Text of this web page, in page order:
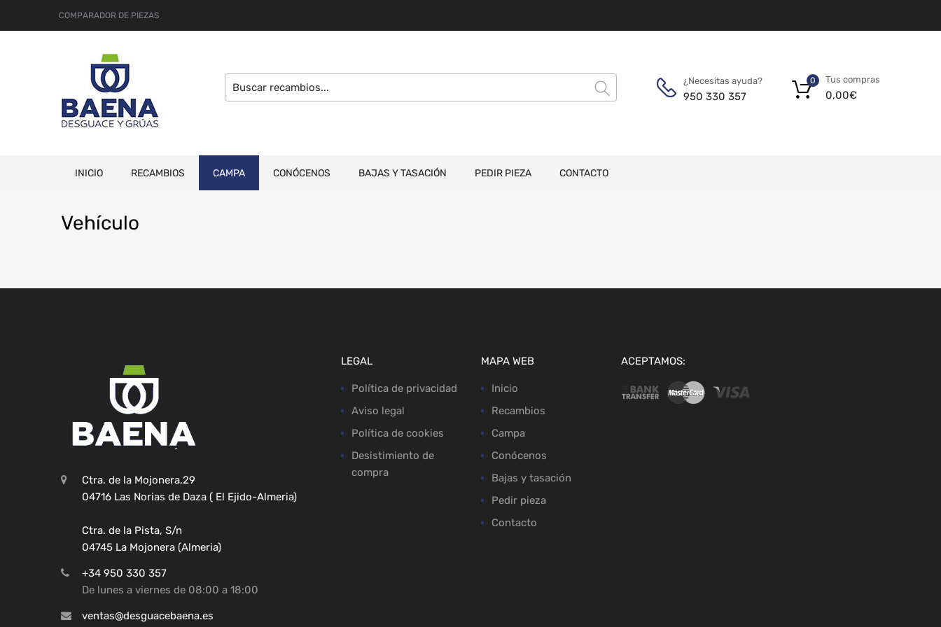
COMPARADOR DE PIEZAS
¿Necesitas ayuda?
950 330 357
Tus compras
0,00€
0
INICIO RECAMBIOS CAMPA CONÓCENOS BAJAS Y TASACIÓN PEDIR PIEZA CONTACTO
Vehículo
Ctra. de la Mojonera,29
04716 Las Norias de Daza ( El Ejido-Almeria)
Ctra. de la Pista, S/n
04745 La Mojonera (Almeria)
+34 950 330 357
De lunes a viernes de 08:00 a 18:00
ventas@desguacebaena.es
LEGAL
Política de privacidad
Aviso legal
Política de cookies
Desistimiento de
compra
MAPA WEB
Inicio
Recambios
Campa
Conócenos
Bajas y tasación
Pedir pieza
Contacto
ACEPTAMOS: